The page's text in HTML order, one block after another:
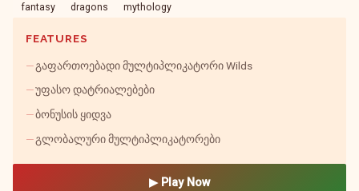
fantasy dragons mythology
FEATURES
გაფართოებადი მულტიპლიკატორი Wilds
უფასო დატრიალებები
ბონუსის ყიდვა
გლობალური მულტიპლიკატორები
▶ Play Now